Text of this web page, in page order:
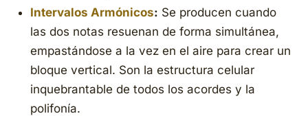
Intervalos Armónicos: Se producen cuando
las dos notas resuenan de forma simultánea,
empastándose a la vez en el aire para crear un
bloque vertical. Son la estructura celular
inquebrantable de todos los acordes y la
polifonía.